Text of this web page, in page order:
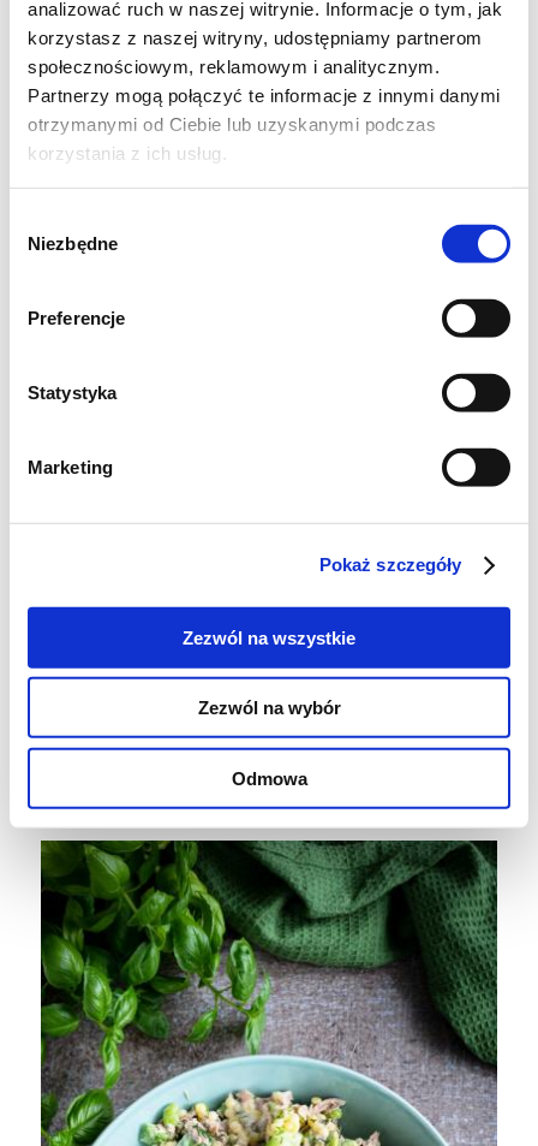
analizować ruch w naszej witrynie. Informacje o tym, jak
korzystasz z naszej witryny, udostępniamy partnerom
społecznościowym, reklamowym i analitycznym.
Partnerzy mogą połączyć te informacje z innymi danymi
otrzymanymi od Ciebie lub uzyskanymi podczas
korzystania z ich usług.
zgody
Niezbędne
Preferencje
Statystyka
Marketing
Pokaż szczegóły
Zezwól na wszystkie
Zezwól na wybór
Odmowa